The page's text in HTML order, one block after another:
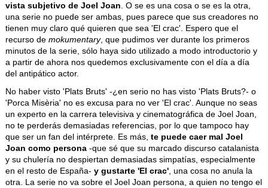
vista subjetivo de Joel Joan. O se es una cosa o se es la otra,
una serie no puede ser ambas, pues parece que sus creadores no
tienen muy claro qué quieren que sea 'El crac'. Espero que el
recurso de mokumentary, que pudimos ver durante los primeros
minutos de la serie, sólo haya sido utilizado a modo introductorio y
a partir de ahora nos quedemos exclusivamente con el día a día
del antipático actor.
No haber visto 'Plats Bruts' -¿en serio no has visto 'Plats Bruts?- o
'Porca Misèria' no es excusa para no ver 'El crac'. Aunque no seas
un experto en la carrera televisiva y cinematográfica de Joel Joan,
no te perderás demasiadas referencias, por lo que tampoco hay
que ser un fan del intérprete. Es más, te puede caer mal Joel
Joan como persona -que sé que su marcado discurso catalanista
y su chulería no despiertan demasiadas simpatías, especialmente
en el resto de España- y gustarte 'El crac', una cosa no anula la
otra. La serie no va sobre el Joel Joan persona, a quien no tengo el